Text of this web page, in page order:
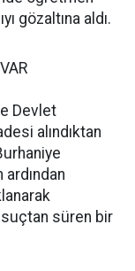
gözaltına aldı.
Devlet
alındıktan
suçtan süren bir